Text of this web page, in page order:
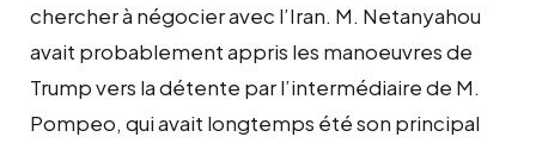
chercher à négocier avec l’Iran. M. Netanyahou
avait probablement appris les manoeuvres de
Trump vers la détente par l’intermédiaire de M.
Pompeo, qui avait longtemps été son principal